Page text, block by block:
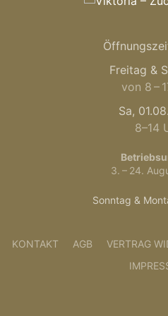
Freitag &
von 8 –
Sa,
8–14
3. – 24.
Sonntag &
KONTAKT AGB VERTRAG